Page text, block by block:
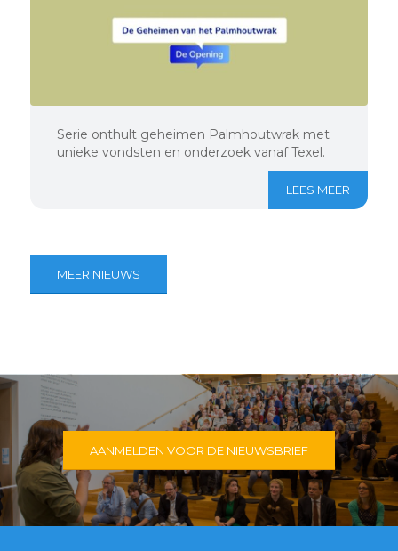
Serie onthult geheimen Palmhoutwrak met
unieke vondsten en onderzoek vanaf Texel.
LEES MEER
MEER NIEUWS
AANMELDEN VOOR DE NIEUWSBRIEF